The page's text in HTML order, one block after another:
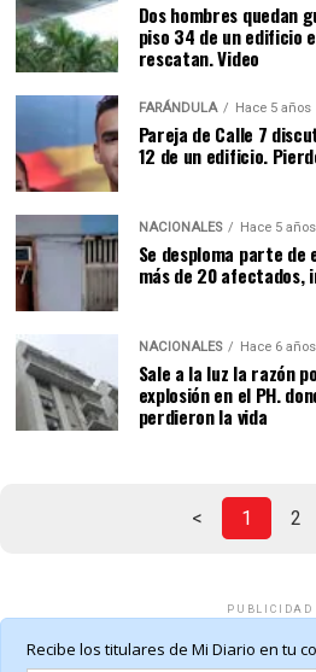
Dos hombres quedan
piso 34 de un edificio
rescatan. Video
FARÁNDULA Hace 5 años
Pareja de Calle 7
12 de un edificio.
NACIONALES Hace 5 años
Se desploma parte de
más de 20 afectados,
NACIONALES Hace 6 años
Sale a la luz la razón
explosión en el PH.
perdieron la vida
< 1 2
PUBLICIDAD